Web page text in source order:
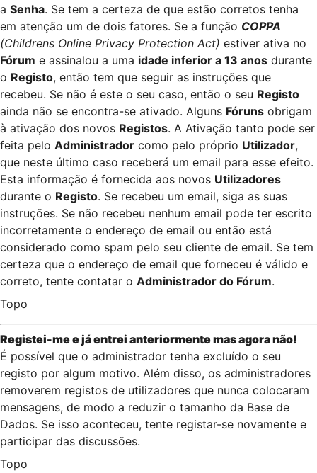
a Senha. Se tem a certeza de que estão corretos tenha
em atenção um de dois fatores. Se a função COPPA
(Childrens Online Privacy Protection Act) estiver ativa no
Fórum e assinalou a uma idade inferior a 13 anos durante
o Registo, então tem que seguir as instruções que
recebeu. Se não é este o seu caso, então o seu Registo
ainda não se encontra-se ativado. Alguns Fóruns obrigam
à ativação dos novos Registos. A Ativação tanto pode ser
feita pelo Administrador como pelo próprio Utilizador,
que neste último caso receberá um email para esse efeito.
Esta informação é fornecida aos novos Utilizadores
durante o Registo. Se recebeu um email, siga as suas
instruções. Se não recebeu nenhum email pode ter escrito
incorretamente o endereço de email ou então está
considerado como spam pelo seu cliente de email. Se tem
certeza que o endereço de email que forneceu é válido e
correto, tente contatar o Administrador do Fórum.
Topo
Registei-me e já entrei anteriormente mas agora não!
É possível que o administrador tenha excluído o seu
registo por algum motivo. Além disso, os administradores
removerem registos de utilizadores que nunca colocaram
mensagens, de modo a reduzir o tamanho da Base de
Dados. Se isso aconteceu, tente registar-se novamente e
participar das discussões.
Topo